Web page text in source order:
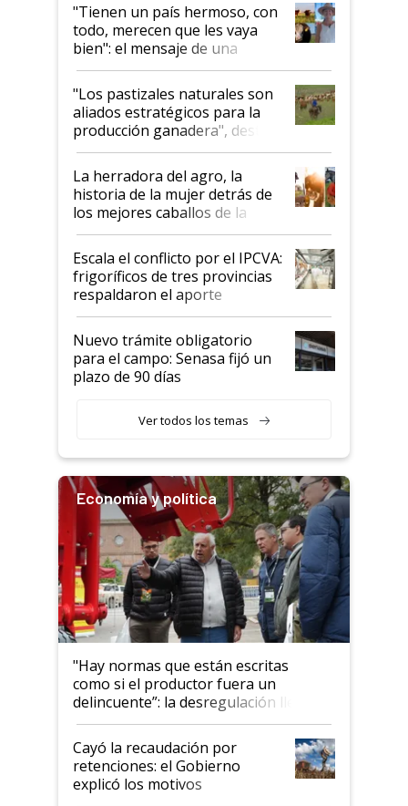
"Tienen un país hermoso, con
todo, merecen que les vaya
bien": el mensaje de una
ganadera uruguaya sobre las
oportunidades que se abren
para el agro en Argentina, con
foco en la carne
"Los pastizales naturales son
aliados estratégicos para la
producción ganadera", destaca
la iniciativa que ya reúne a 46
establecimientos en Argentina
La herradora del agro, la
historia de la mujer detrás de
los mejores caballos de la
Argentina y los mitos que
todavía hacen sufrir a estos
animales: "Mientras me
descalificaban, yo seguí
haciendo currículum"
Escala el conflicto por el IPCVA:
frigoríficos de tres provincias
respaldaron el aporte
obligatorio
Nuevo trámite obligatorio
para el campo: Senasa fijó un
plazo de 90 días
Ver todos los temas
Economía y política
"Hay normas que están escritas
como si el productor fuera un
delincuente”: la desregulación llegó
al Congreso Aapresid y hasta se
habló del financiamiento al IPCVA
Cayó la recaudación por
retenciones: el Gobierno
explicó los motivos